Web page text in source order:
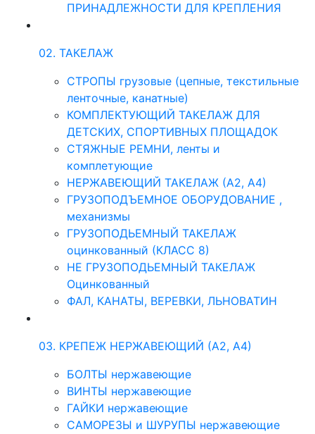
ПРИНАДЛЕЖНОСТИ ДЛЯ КРЕПЛЕНИЯ
02. ТАКЕЛАЖ
СТРОПЫ грузовые (цепные, текстильные
ленточные, канатные)
КОМПЛЕКТУЮЩИЙ ТАКЕЛАЖ ДЛЯ
ДЕТСКИХ, СПОРТИВНЫХ ПЛОЩАДОК
СТЯЖНЫЕ РЕМНИ, ленты и
комплетующие
НЕРЖАВЕЮЩИЙ ТАКЕЛАЖ (А2, А4)
ГРУЗОПОДЪЕМНОЕ ОБОРУДОВАНИЕ ,
механизмы
ГРУЗОПОДЬЕМНЫЙ ТАКЕЛАЖ
оцинкованный (КЛАСС 8)
НЕ ГРУЗОПОДЬЕМНЫЙ ТАКЕЛАЖ
Оцинкованный
ФАЛ, КАНАТЫ, ВЕРЕВКИ, ЛЬНОВАТИН
03. КРЕПЕЖ НЕРЖАВЕЮЩИЙ (А2, А4)
БОЛТЫ нержавеющие
ВИНТЫ нержавеющие
ГАЙКИ нержавеющие
САМОРЕЗЫ и ШУРУПЫ нержавеющие